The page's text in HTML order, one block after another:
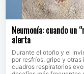
Neumonía: cuando un
alerta
Durante el otoño y el
por resfríos, gripe y
cuadros respiratorios